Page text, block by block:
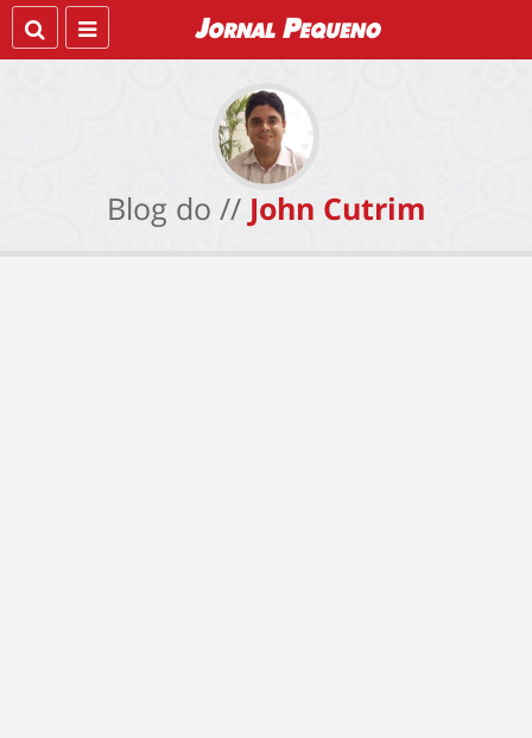
Blog do // John Cutrim